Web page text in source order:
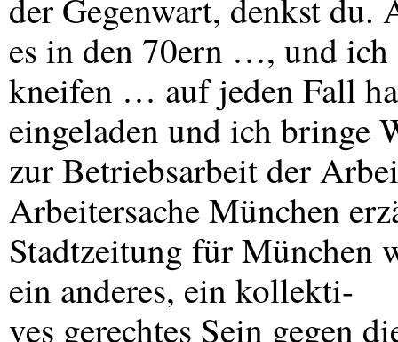
der Gegenwart, denkst
es in den 70ern …, und ich
kneifen … auf jeden Fall
eingeladen und ich bringe
zur Betriebsarbeit der
Arbeitersache München
Stadtzeitung für
ein anderes, ein kollekti-
ves gerechtes Sein gegen